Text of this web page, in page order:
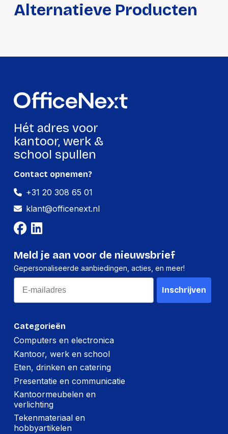
Hoogte:
120 millimeter
Hoeveelheid:
4 stuks
Hoogte:
Lengte:
Gewicht:
Alternatieve Producten
Hét adres voor
kantoor, werk &
school spullen
Categorieën
Computers en electronica
Kantoor, werk en school
Eten, drinken en catering
Presentatie en communicatie
Kantoormeubelen en
verlichting
Tekenmateriaal en
hobbyartikelen
Contact opnemen?
+31 20 308 65 01
klant@officenext.nl
Meld je aan voor de nieuwsbrief
Gepersonaliseerde aanbiedingen, acties, en meer!
Email
Inschrijven